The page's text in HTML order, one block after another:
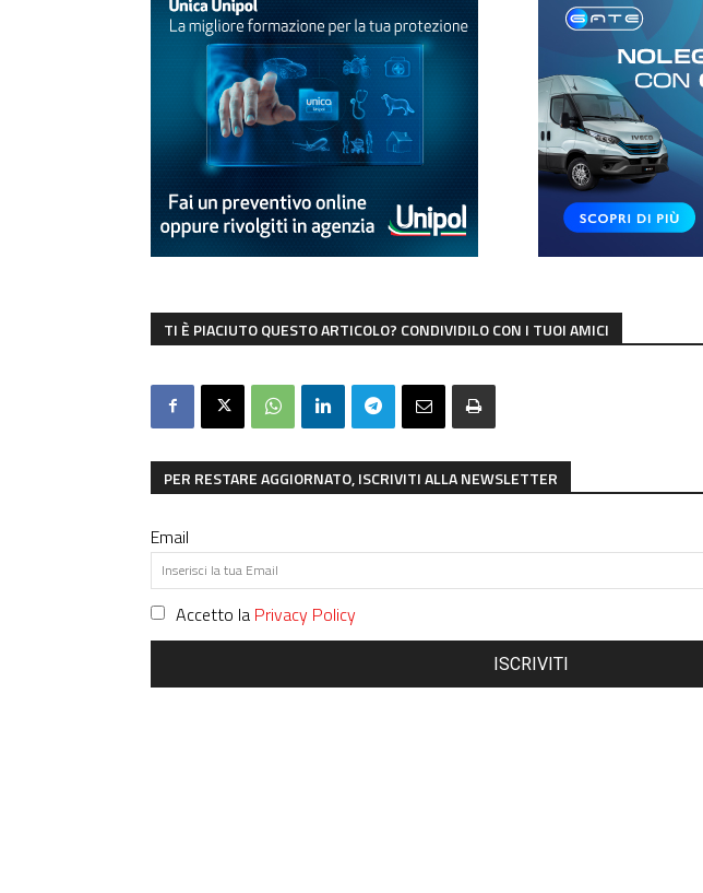
TI È PIACIUTO QUESTO ARTICOLO? CONDIVIDILO CON I TUOI AMICI
PER RESTARE AGGIORNATO, ISCRIVITI ALLA NEWSLETTER
Email
Accetto la Privacy Policy
ISCRIVITI